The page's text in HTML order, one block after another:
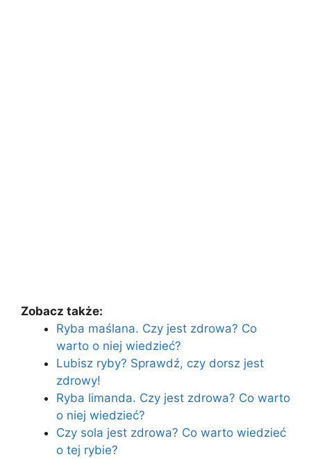
Zobacz także:
Ryba maślana. Czy jest zdrowa? Co
warto o niej wiedzieć?
Lubisz ryby? Sprawdź, czy dorsz jest
zdrowy!
Ryba limanda. Czy jest zdrowa? Co warto
o niej wiedzieć?
Czy sola jest zdrowa? Co warto wiedzieć
o tej rybie?